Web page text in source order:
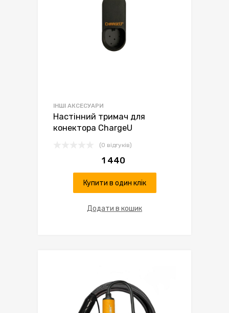
ІНШІ АКСЕСУАРИ
Настінний тримач для
конектора ChargeU
(0 відгуків)
1 440
Купити в один клік
Додати в кошик